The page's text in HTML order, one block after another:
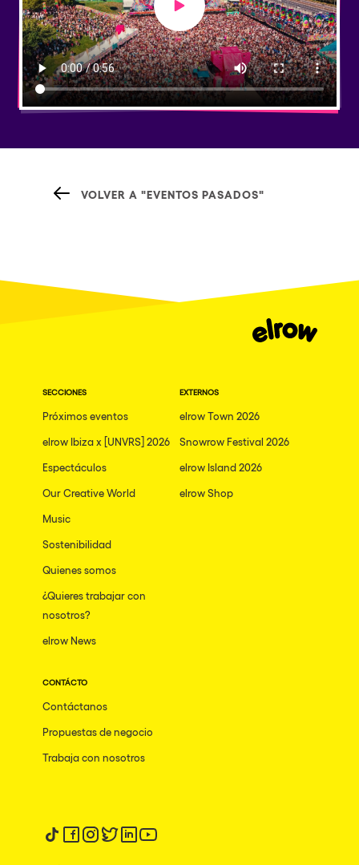
Play video
VOLVER A "EVENTOS PASADOS"
SECCIONES
Próximos eventos
elrow Ibiza x [UNVRS] 2026
Espectáculos
Our Creative World
Music
Sostenibilidad
Quienes somos
¿Quieres trabajar con
nosotros?
elrow News
EXTERNOS
elrow Town 2026
Snowrow Festival 2026
elrow Island 2026
elrow Shop
CONTÁCTO
Contáctanos
Propuestas de negocio
Trabaja con nosotros
Síguenos en tiktok
Síguenos en facebook
Síguenos en instagram
Síguenos en twitter
Síguenos en linkedin
Síguenos en youtube